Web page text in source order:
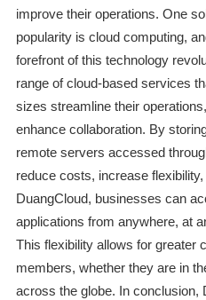
improve their operations. One
popularity is cloud computing,
forefront of this technology
range of cloud-based services
sizes streamline their
enhance collaboration. By
remote servers accessed
reduce costs, increase
DuangCloud, businesses can
applications from anywhere, at
This flexibility allows for greater
members, whether they are in
across the globe. In conclusion,